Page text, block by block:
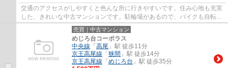
交通のアクセスがしやすくと色んな所に行きやすいです。住み心地も充実
した、きれいな中古マンションです。駐輪場があるので、バイクも自転車
も置いておくことができます。バルコニー...
売買｜中古マンション
めじろ台コーポラス
中央線 「 高尾 」駅 徒歩11分
京王高尾線 「 狭間 」駅 徒歩14分
京王高尾線 「 めじろ台 」駅 徒歩35分